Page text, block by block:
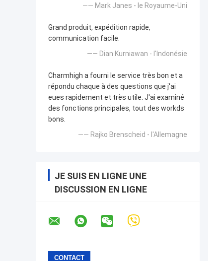
—— Mark Janes - le Royaume-Uni
Grand produit, expédition rapide,
communication facile.
—— Dian Kurniawan - l'Indonésie
Charmhigh a fourni le service très bon et a
répondu chaque à des questions que j'ai
eues rapidement et très utile. J'ai examiné
des fonctions principales, tout des workds
bons.
—— Rajko Brenscheid - l'Allemagne
JE SUIS EN LIGNE UNE
DISCUSSION EN LIGNE